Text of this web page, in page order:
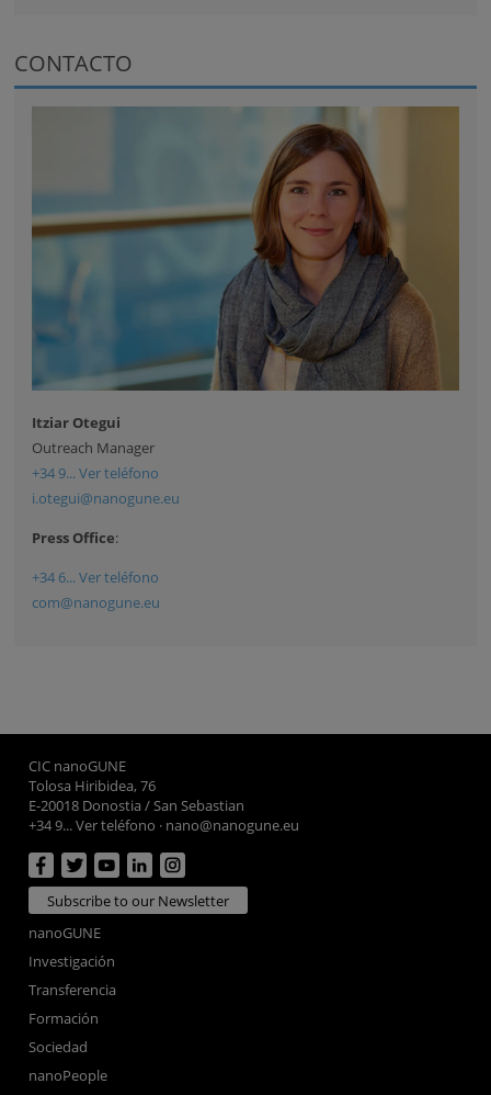
CONTACTO
Itziar Otegui
Outreach Manager
+34 9... Ver teléfono
i.otegui@nanogune.eu
Press Office:
+34 6... Ver teléfono
com@nanogune.eu
CIC nanoGUNE
Tolosa Hiribidea, 76
E-20018 Donostia / San Sebastian
+34 9... Ver teléfono · nano@nanogune.eu
Subscribe to our Newsletter
nanoGUNE
Investigación
Transferencia
Formación
Sociedad
nanoPeople